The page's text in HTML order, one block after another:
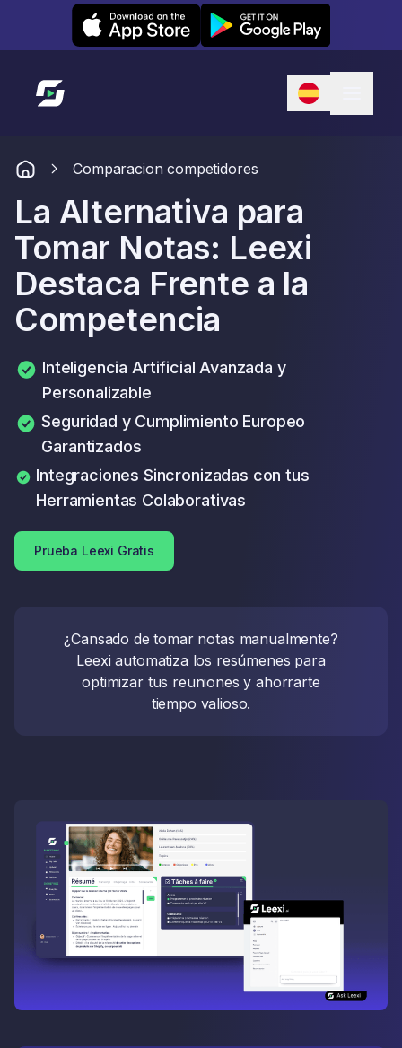
Leexi on iOS Leexi on Android
Enlace a la página de inicio
Comparacion competidores
La Alternativa para
Tomar Notas: Leexi
Destaca Frente a la
Competencia
Inteligencia Artificial Avanzada y
Personalizable
Seguridad y Cumplimiento Europeo
Garantizados
Integraciones Sincronizadas con tus
Herramientas Colaborativas
Prueba Leexi Gratis
¿Cansado de tomar notas manualmente?
Leexi automatiza los resúmenes para
optimizar tus reuniones y ahorrarte
tiempo valioso.